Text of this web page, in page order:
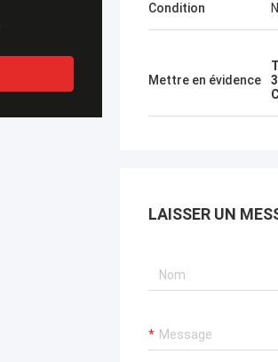
Condition
Mettre en évidence
LAISSER UN